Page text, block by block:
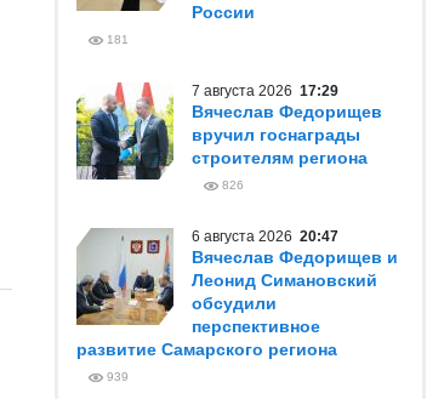
России
181
7 августа 2026 17:29
Вячеслав Федорищев
вручил госнаграды
строителям региона
826
6 августа 2026 20:47
Вячеслав Федорищев и
Леонид Симановский
обсудили
перспективное
развитие Самарского региона
939